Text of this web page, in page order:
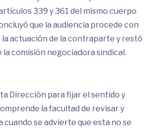
339 y 361 del mismo cuerpo
que la audiencia procede con
actuación de la contraparte y restó
la comisión negociadora sindical.
Dirección para fijar el sentido y
la facultad de revisar y
cuando se advierte que esta no se